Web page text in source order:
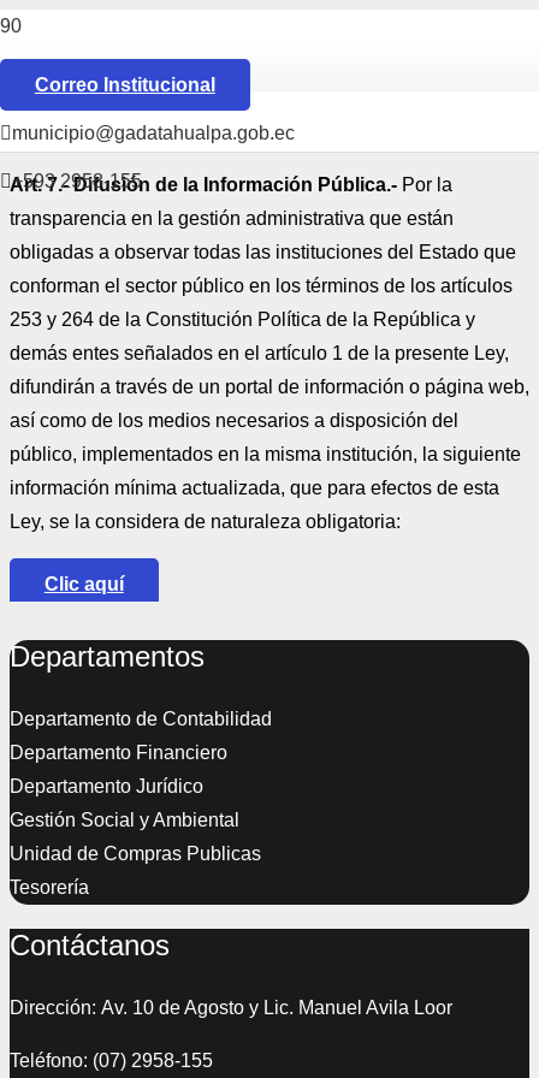
Correo Institucional
municipio@gadatahualpa.gob.ec
+593 2958-155
Ley Orgánica de Transparencia y Acceso a la
InformaciónPública Defensoría del Pueblo
Art. 7.- Difusión de la Información Pública.- Por la
transparencia en la gestión administrativa que están
obligadas a observar todas las instituciones del Estado que
conforman el sector público en los términos de los artículos
253 y 264 de la Constitución Política de la República y
demás entes señalados en el artículo 1 de la presente Ley,
difundirán a través de un portal de información o página web,
así como de los medios necesarios a disposición del
público, implementados en la misma institución, la siguiente
información mínima actualizada, que para efectos de esta
Ley, se la considera de naturaleza obligatoria:
Clic aquí
Departamentos
Departamento de Contabilidad
Departamento Financiero
Departamento Jurídico
Gestión Social y Ambiental
Unidad de Compras Publicas
Tesorería
Contáctanos
Dirección: Av. 10 de Agosto y Lic. Manuel Avila Loor
Teléfono: (07) 2958-155